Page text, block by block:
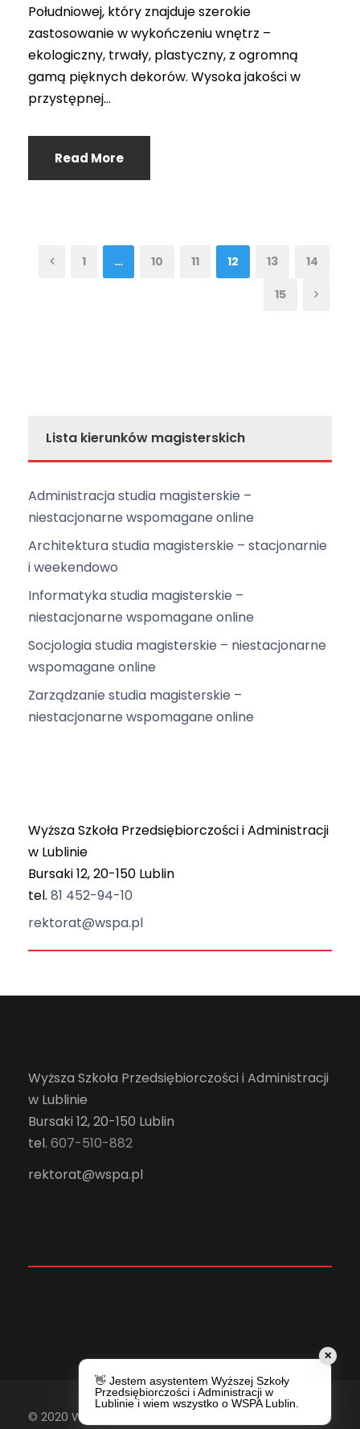
Południowej, który znajduje szerokie
zastosowanie w wykończeniu wnętrz –
ekologiczny, trwały, plastyczny, z ogromną
gamą pięknych dekorów. Wysoka jakości w
przystępnej...
Read More
1 … 10 11 12 13 14
15
Lista kierunków magisterskich
Administracja studia magisterskie –
niestacjonarne wspomagane online
Architektura studia magisterskie – stacjonarnie
i weekendowo
Informatyka studia magisterskie –
niestacjonarne wspomagane online
Socjologia studia magisterskie – niestacjonarne
wspomagane online
Zarządzanie studia magisterskie –
niestacjonarne wspomagane online
Wyższa Szkoła Przedsiębiorczości i Administracji
w Lublinie
Bursaki 12, 20-150 Lublin
tel. 81 452-94-10
rektorat@wspa.pl
Wyższa Szkoła Przedsiębiorczości i Administracji
w Lublinie
Bursaki 12, 20-150 Lublin
tel. 607-510-882
rektorat@wspa.pl
© 2020 Wyższa Szkoła Przedsiębiorczości i
✕
👋 Jestem asystentem Wyższej Szkoły
Przedsiębiorczości i Administracji w
Lublinie i wiem wszystko o WSPA Lublin.